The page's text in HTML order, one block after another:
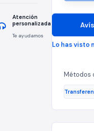
Atención
personalizada
Te ayudamos
Lo has visto
Métodos